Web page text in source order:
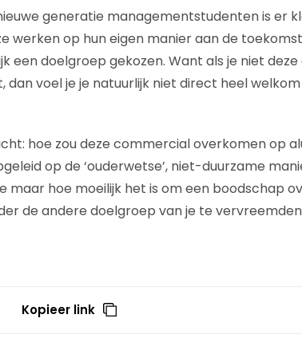
generatie managementstudenten is er
werken op hun eigen manier aan de
een doelgroep gekozen. Want als je niet
voel je je natuurlijk niet direct heel
hoe zou deze commercial overkomen op
op de ‘ouderwetse’, niet-duurzame
maar hoe moeilijk het is om een boodschap
de andere doelgroep van je te
Kopieer link